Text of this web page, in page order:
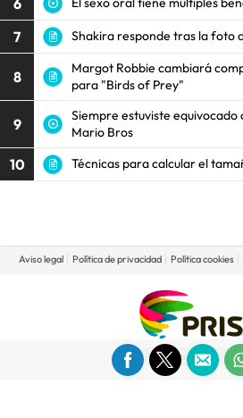
7 Shakira responde tras la foto
8
Margot Robbie cambiará
para "Birds of Prey"
9
Siempre estuviste equivocado
Mario Bros
10 Técnicas para calcular el
Aviso legal Política de privacidad Política cookies